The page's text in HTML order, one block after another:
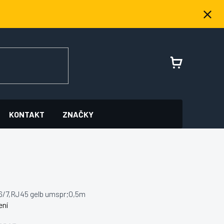
NÁKUPNÍ
KONTAKT ZNAČKY
7,RJ45 gelb umspr;0,5m